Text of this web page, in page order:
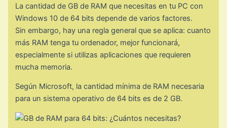
La cantidad de GB de RAM que necesitas en tu PC con
Windows 10 de 64 bits depende de varios factores.
Sin embargo, hay una regla general que se aplica: cuanto
más RAM tenga tu ordenador, mejor funcionará,
especialmente si utilizas aplicaciones que requieren
mucha memoria.
Según Microsoft, la cantidad mínima de RAM necesaria
para un sistema operativo de 64 bits es de 2 GB.